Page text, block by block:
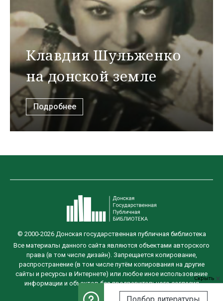
Клавдия Шульженко
на донской земле
Подробнее
Скрыть
© 2000-2026 Донская государственная публичная библиотека
Все материалы данного сайта являются объектами авторского
права (в том числе дизайн). Запрещается копирование,
распространение (в том числе путём копирования на другие
сайты и ресурсы в Интернете) или любое иное использование
информации и объектов без предварительного согласия
правообладателя.